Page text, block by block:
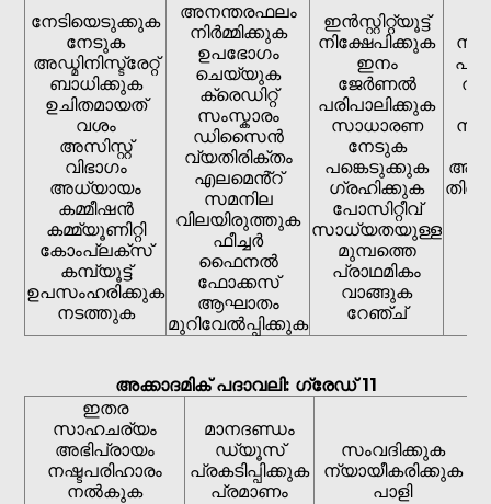
നേടിയെടുക്കുക
നേടുക
അഡ്മിനിസ്ട്രേറ്റ്
ബാധിക്കുക
ഉചിതമായത്
വശം
അസിസ്റ്റ്
വിഭാഗം
അധ്യായം
കമ്മീഷൻ
കമ്മ്യൂണിറ്റി
കോംപ്ലക്സ്
കമ്പ്യൂട്ട്
ഉപസംഹരിക്കുക
നടത്തുക
അനന്തരഫലം
നിർമ്മിക്കുക
ഉപഭോഗം
ചെയ്യുക
ക്രെഡിറ്റ്
സംസ്കാരം
ഡിസൈൻ
വ്യതിരിക്തം
എലമെൻ്റ്
സമനില
വിലയിരുത്തുക
ഫീച്ചർ
ഫൈനൽ
ഫോക്കസ്
ആഘാതം
മുറിവേൽപ്പിക്കുക
ഇൻസ്റ്റിറ്റ്യൂട്ട്
നിക്ഷേപിക്കുക
ഇനം
ജേർണൽ
പരിപാലിക്കുക
സാധാരണ
നേടുക
പങ്കെടുക്കുക
ഗ്രഹിക്കുക
പോസിറ്റീവ്
സാധ്യതയുള്ള
മുമ്പത്തെ
പ്രാഥമികം
വാങ്ങുക
റേഞ്ച്
അക്കാദമിക് പദാവലി: ഗ്രേഡ് 11
ഇതര
സാഹചര്യം
അഭിപ്രായം
നഷ്ടപരിഹാരം
നൽകുക
മാനദണ്ഡം
ഡ്യൂസ്
പ്രകടിപ്പിക്കുക
പ്രമാണം
സംവദിക്കുക
ന്യായീകരിക്കുക
പാളി